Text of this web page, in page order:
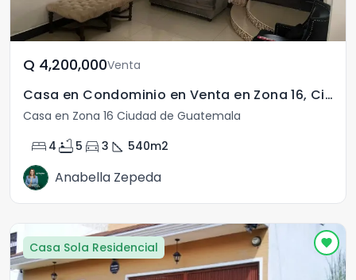
Q	4,200,000Venta
Casa en Condominio en Venta en Zona 16, Ciudad de Guatemala
Casa en Zona 16 Ciudad de Guatemala
bed 4 bathtub 5 directions_car 3 square_foot 540m2
Anabella Zepeda
Casa Sola Residencial